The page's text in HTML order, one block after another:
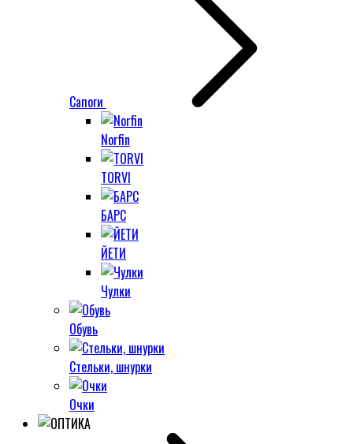
Сапоги
Norfin
TORVI
БАРС
ЙЕТИ
Чулки
Обувь
Стельки, шнурки
Очки